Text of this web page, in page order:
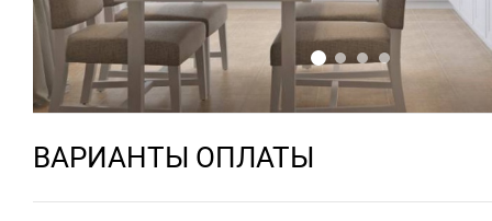
ВАРИАНТЫ ОПЛАТЫ